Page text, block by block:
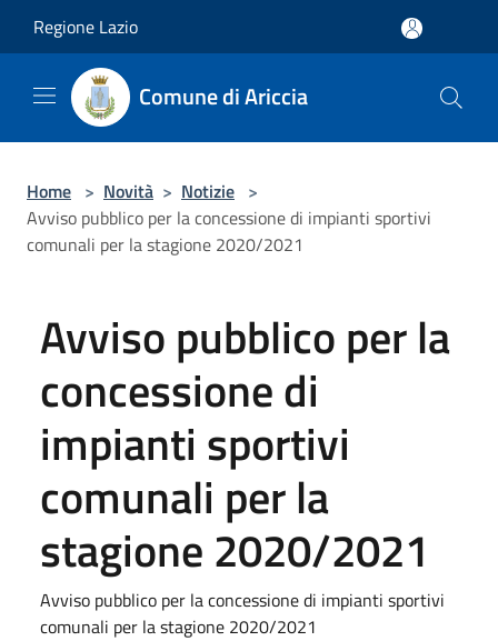
Regione Lazio
Comune di Ariccia
Home > Novità > Notizie >
Avviso pubblico per la concessione di impianti sportivi
comunali per la stagione 2020/2021
Avviso pubblico per la
concessione di
impianti sportivi
comunali per la
stagione 2020/2021
Avviso pubblico per la concessione di impianti sportivi
comunali per la stagione 2020/2021